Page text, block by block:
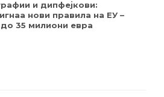
и дипфејкови:
нови правила на ЕУ –
до 35 милиони евра